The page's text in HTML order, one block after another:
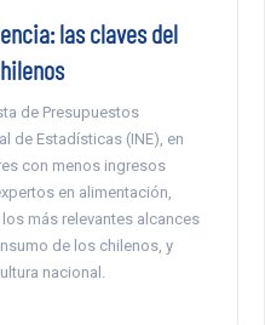
las claves del
de Presupuestos
de Estadísticas (INE), en
con menos ingresos
en alimentación,
más relevantes alcances
de los chilenos, y
nacional.